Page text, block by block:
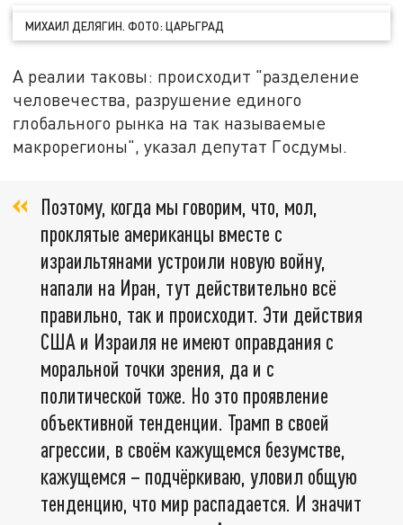
МИХАИЛ ДЕЛЯГИН. ФОТО: ЦАРЬГРАД
А реалии таковы: происходит "разделение
человечества, разрушение единого
глобального рынка на так называемые
макрорегионы", указал депутат Госдумы.
Поэтому, когда мы говорим, что, мол,
проклятые американцы вместе с
израильтянами устроили новую войну,
напали на Иран, тут действительно всё
правильно, так и происходит. Эти действия
США и Израиля не имеют оправдания с
моральной точки зрения, да и с
политической тоже. Но это проявление
объективной тенденции. Трамп в своей
агрессии, в своём кажущемся безумстве,
кажущемся – подчёркиваю, уловил общую
тенденцию, что мир распадается. И значит